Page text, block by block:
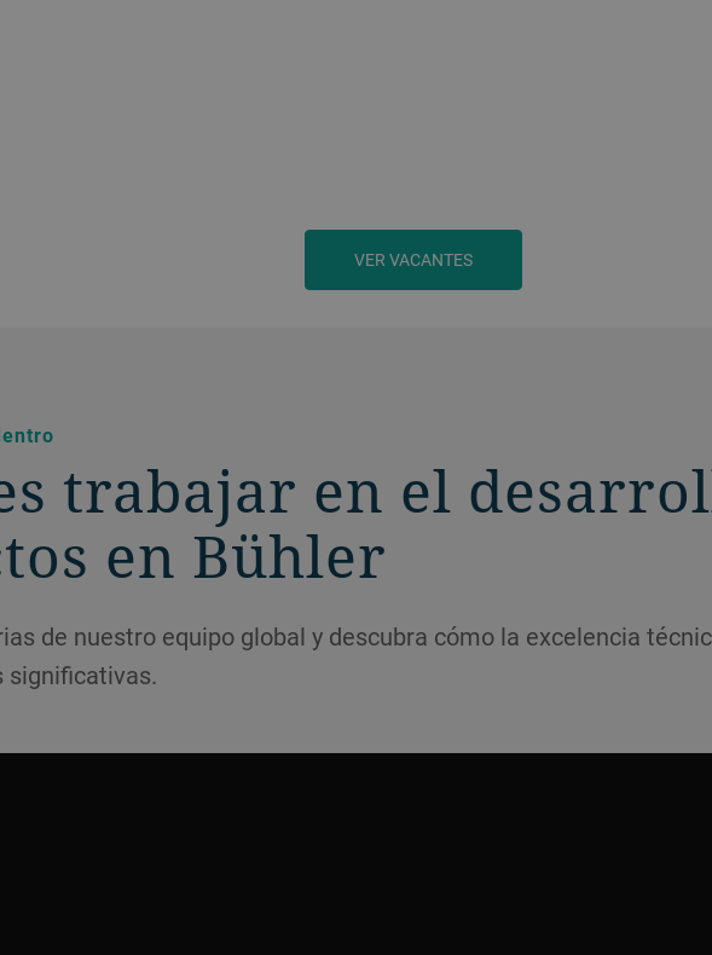
VER VACANTES
trabajar en el
en Bühler
de nuestro equipo global y descubra cómo la excelencia
significativas.